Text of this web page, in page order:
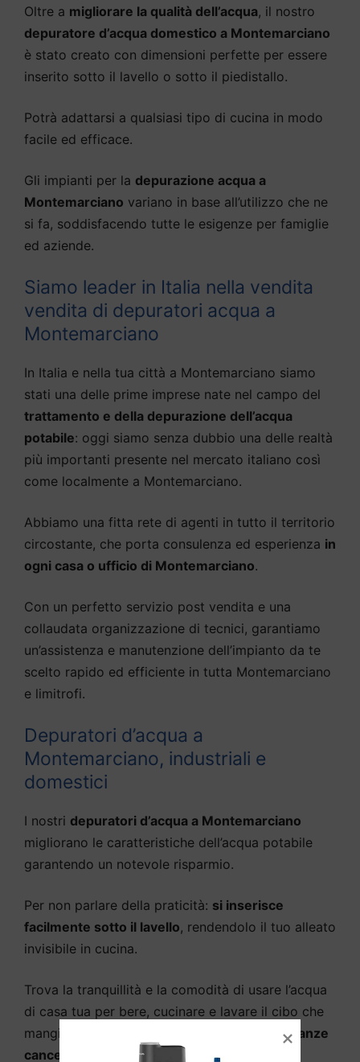
Oltre a migliorare la qualità dell’acqua, il nostro
depuratore d’acqua domestico a Montemarciano
è stato creato con dimensioni perfette per essere
inserito sotto il lavello o sotto il piedistallo.
Potrà adattarsi a qualsiasi tipo di cucina in modo
facile ed efficace.
Gli impianti per la depurazione acqua a
Montemarciano variano in base all’utilizzo che ne
si fa, soddisfacendo tutte le esigenze per famiglie
ed aziende.
Siamo leader in Italia nella vendita
vendita di depuratori acqua a
Montemarciano
In Italia e nella tua città a Montemarciano siamo
stati una delle prime imprese nate nel campo del
trattamento e della depurazione dell’acqua
potabile: oggi siamo senza dubbio una delle realtà
più importanti presente nel mercato italiano così
come localmente a Montemarciano.
Abbiamo una fitta rete di agenti in tutto il territorio
circostante, che porta consulenza ed esperienza in
ogni casa o ufficio di Montemarciano.
Con un perfetto servizio post vendita e una
collaudata organizzazione di tecnici, garantiamo
un’assistenza e manutenzione dell’impianto da te
scelto rapido ed efficiente in tutta Montemarciano
e limitrofi.
Depuratori d’acqua a
Montemarciano, industriali e
domestici
I nostri depuratori d’acqua a Montemarciano
migliorano le caratteristiche dell’acqua potabile
garantendo un notevole risparmio.
Per non parlare della praticità: si inserisce
facilmente sotto il lavello, rendendolo il tuo alleato
invisibile in cucina.
Trova la tranquillità e la comodità di usare l’acqua
di casa tua per bere, cucinare e lavare il cibo che
mangi ogni giorno.
Filtra fino al 100% di sostanze
cancerogene e dannose per la salute